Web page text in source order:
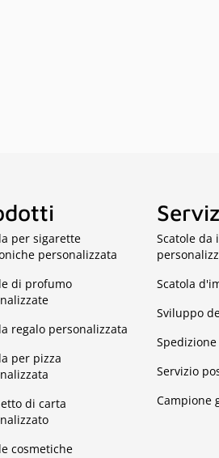
per sigarette
personalizzata
di profumo
regalo personalizzata
per pizza
di carta
cosmetiche
Scatole da
Scatola
Sviluppo
Servizio
Campione